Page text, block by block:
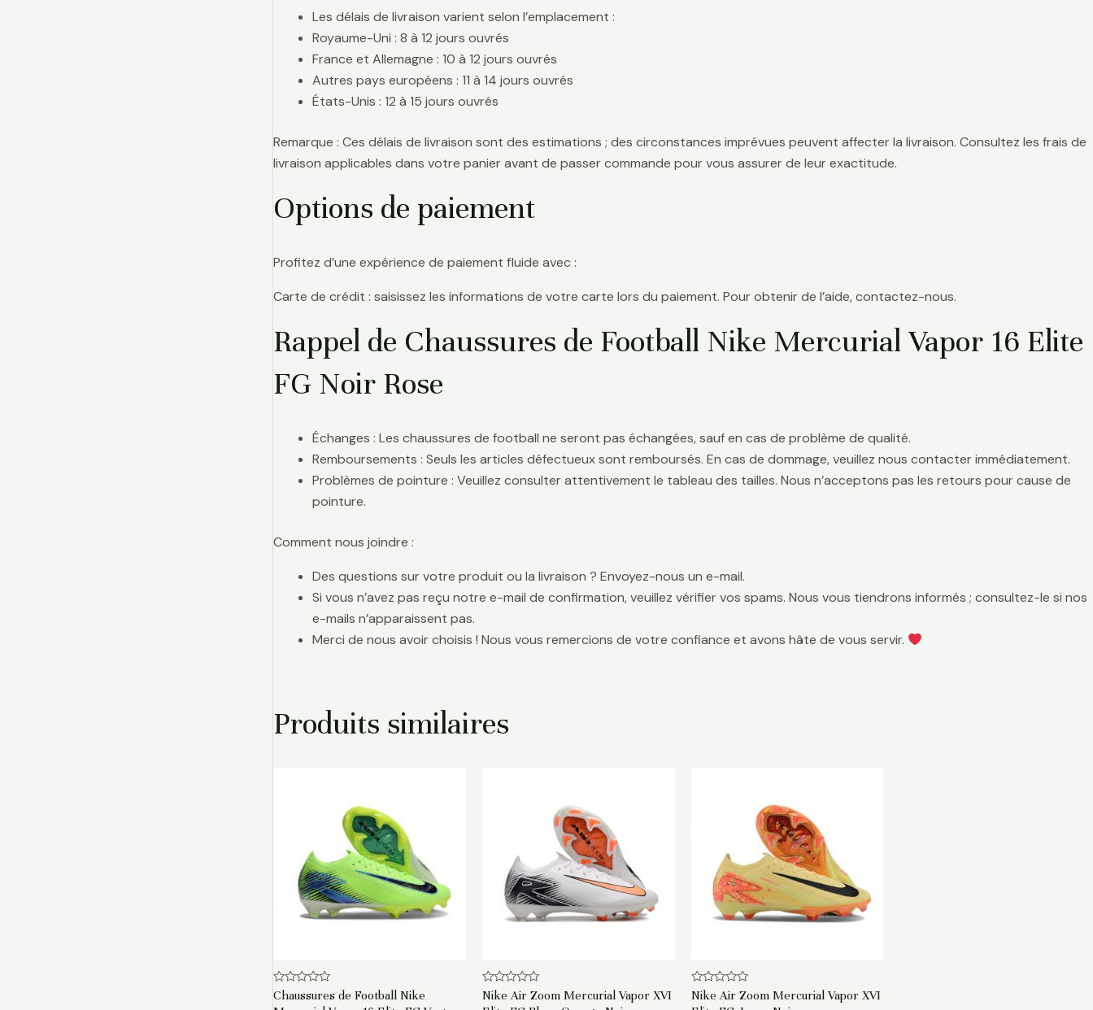
Les délais de livraison varient selon l’emplacement :
Royaume-Uni : 8 à 12 jours ouvrés
France et Allemagne : 10 à 12 jours ouvrés
Autres pays européens : 11 à 14 jours ouvrés
États-Unis : 12 à 15 jours ouvrés
Remarque : Ces délais de livraison sont des estimations ; des circonstances imprévues peuvent affecter la livraison. Consultez les frais de
livraison applicables dans votre panier avant de passer commande pour vous assurer de leur exactitude.
Options de paiement
Profitez d’une expérience de paiement fluide avec :
Carte de crédit : saisissez les informations de votre carte lors du paiement. Pour obtenir de l’aide, contactez-nous.
Rappel de Chaussures de Football Nike Mercurial Vapor 16 Elite
FG Noir Rose
Échanges : Les chaussures de football ne seront pas échangées, sauf en cas de problème de qualité.
Remboursements : Seuls les articles défectueux sont remboursés. En cas de dommage, veuillez nous contacter immédiatement.
Problèmes de pointure : Veuillez consulter attentivement le tableau des tailles. Nous n’acceptons pas les retours pour cause de
pointure.
Comment nous joindre :
Des questions sur votre produit ou la livraison ? Envoyez-nous un e-mail.
Si vous n’avez pas reçu notre e-mail de confirmation, veuillez vérifier vos spams. Nous vous tiendrons informés ; consultez-le si nos
e-mails n’apparaissent pas.
Merci de nous avoir choisis ! Nous vous remercions de votre confiance et avons hâte de vous servir.
Produits similaires
Note
0
Chaussures de Football Nike
Note
0
Nike Air Zoom Mercurial Vapor XVI
Note
0
Nike Air Zoom Mercurial Vapor XVI